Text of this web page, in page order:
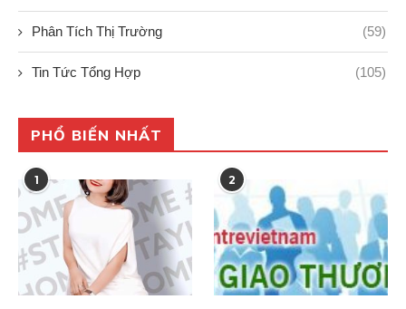
Phân Tích Thị Trường (59)
Tin Tức Tổng Hợp (105)
PHỔ BIẾN NHẤT
1 2